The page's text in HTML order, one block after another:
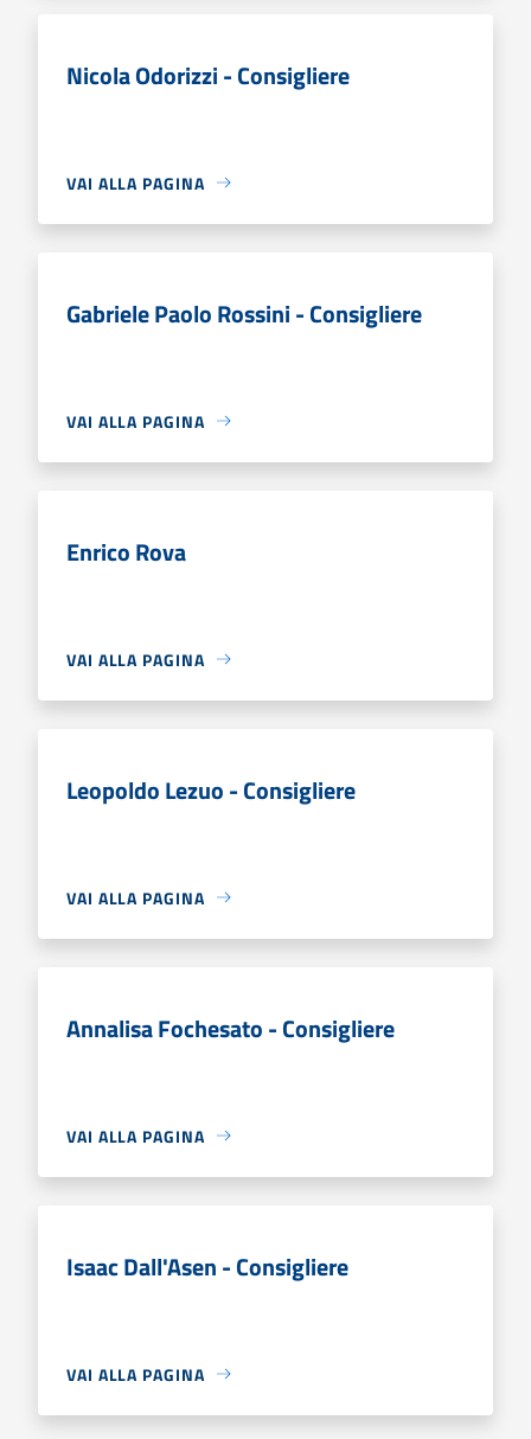
Nicola Odorizzi - Consigliere
VAI ALLA PAGINA
Gabriele Paolo Rossini - Consigliere
VAI ALLA PAGINA
Enrico Rova
VAI ALLA PAGINA
Leopoldo Lezuo - Consigliere
VAI ALLA PAGINA
Annalisa Fochesato - Consigliere
VAI ALLA PAGINA
Isaac Dall'Asen - Consigliere
VAI ALLA PAGINA